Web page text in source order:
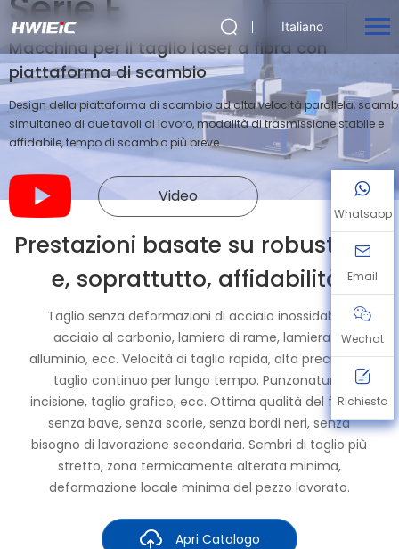
Italiano
Macchina per il taglio laser a fibra con
piattaforma di scambio
Design della piattaforma di scambio ad alta velocità parallela,
simultaneo di due tavoli di lavoro, modalità di trasmissione stabile e
affidabile, tempo di scambio più breve.
Video
Prestazioni basate su robustezza
e, soprattutto, affidabilità.
Taglio senza deformazioni di acciaio inossidabile,
acciaio al carbonio, lamiera di rame, lamiera di
alluminio, ecc. Velocità di taglio rapida, alta precisione,
taglio continuo per lungo tempo. Punzonatura,
incisione, taglio grafico, ecc. Ottima qualità del fascio,
senza bave, senza scorie, senza bordi neri, senza
bisogno di lavorazione secondaria. Sembri di taglio più
stretto, zona termicamente alterata minima,
deformazione locale minima del pezzo lavorato.
Apri Catalogo
Whatsapp
Email
Wechat
Richiesta